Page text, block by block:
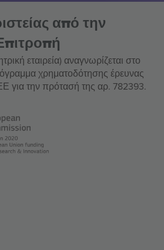
από την
εταιρεία) αναγνωρίζεται στο
χρηματοδότησης έρευνας
για την πρότασή της αρ. 782393.